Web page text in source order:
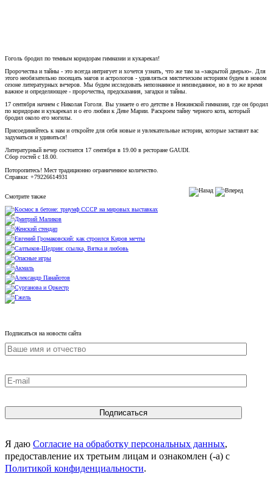
Гоголь бродил по темным коридорам гимназии и кукарекал!
Пророчества и тайны - это всегда интригует и хочется узнать, что же там за «закрытой дверью». Для
этого необязательно посещать магов и астрологов - удивляться мистическим историям будем в новом
сезоне литературных вечеров. Мы будем исследовать непознанное и неизведанное, но в то же время
важное и определяющее - пророчества, предсказания, загадки и тайны.
17 сентября начнем с Николая Гоголя. Вы узнаете о его детстве в Нежинской гимназии, где он бродил
по коридорам и кукарекал и о его любви к Деве Марии. Раскроем тайну черного кота, который
бродил около его могилы.
Присоединяйтесь к нам и откройте для себя новые и увлекательные истории, которые заставят вас
задуматься и удивиться!
Литературный вечер состоится 17 сентября в 19.00 в ресторане GAUDI.
Сбор гостей с 18.00.
Поторопитесь! Мест традиционно ограниченное количество.
Справки: +79226614931
Смотрите также
Подписаться на новости сайта
Я даю Согласие на обработку персональных данных,
предоставление их третьим лицам и ознакомлен (-а) c
Политикой конфиденциальности.